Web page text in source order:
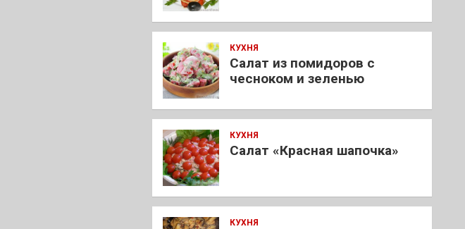
КУХНЯ
Салат из помидоров с
чесноком и зеленью
КУХНЯ
Салат «Красная шапочка»
КУХНЯ